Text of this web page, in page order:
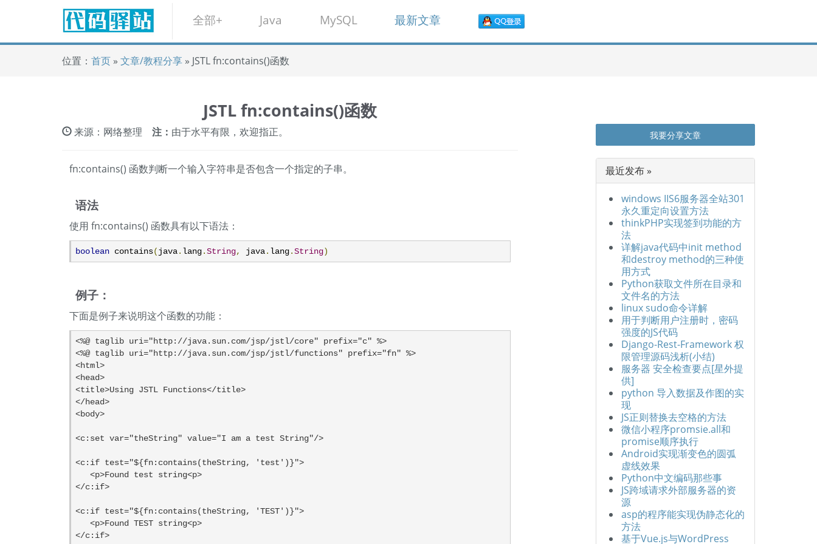
全部+ Java MySQL 最新文章
位置： 首页 » 文章/教程分享 » JSTL fn:contains()函数
JSTL fn:contains()函数
来源：网络整理 注： 由于水平有限，欢迎指正。
fn:contains() 函数判断一个输入字符串是否包含一个指定的子串。
语法
使用 fn:contains() 函数具有以下语法：
boolean contains(java. lang.String, java. lang.String)
例子：
下面是例子来说明这个函数的功能：
<%@ taglib uri="http://java.sun.com/jsp/jstl/core" prefix="c" %>
<%@ taglib uri="http://java.sun.com/jsp/jstl/functions" prefix="fn" %>
<html>
<head>
<title>Using JSTL Functions</title>
</head>
<body>
<c:set var="theString" value="I am a test String"/>
<c:if test="${fn:contains(theString, 'test')}">
</c:if>
<c:if test="${fn:contains(theString, 'TEST')}">
</c:if>
我要分享文章
最近发布 »
windows IIS6服务器全站301
永久重定向设置方法
thinkPHP实现签到功能的方
法
详解java代码中init method
和destroy method的三种使
用方式
Python获取文件所在目录和
文件名的方法
linux sudo命令详解
用于判断用户注册时，密码
强度的JS代码
Django-Rest-Framework 权
限管理源码浅析(小结)
服务器 安全检查要点[星外提
供]
python 导入数据及作图的实
现
JS正则替换去空格的方法
微信小程序promsie.all和
promise顺序执行
Android实现渐变色的圆弧
虚线效果
Python中文编码那些事
JS跨域请求外部服务器的资
源
asp的程序能实现伪静态化的
方法
基于Vue.js与WordPress